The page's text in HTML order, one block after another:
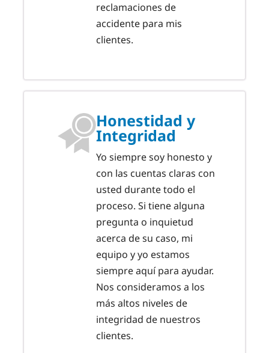
reclamaciones de
accidente para mis
clientes.
Honestidad y
Integridad
Yo siempre soy honesto y
con las cuentas claras con
usted durante todo el
proceso. Si tiene alguna
pregunta o inquietud
acerca de su caso, mi
equipo y yo estamos
siempre aquí para ayudar.
Nos consideramos a los
más altos niveles de
integridad de nuestros
clientes.